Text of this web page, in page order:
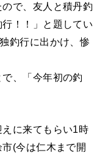
で、友人と積丹釣
！！」と題してい
釣行に出かけ、惨
、「今年初の釣
に来てもらい1時
(今は仁木まで開